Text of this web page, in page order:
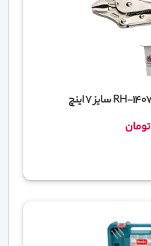
تومان